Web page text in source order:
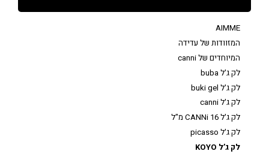
AIMME
המזוודות של עדידה
המיוחדים של canni
לק ג'ל buba
לק ג'ל buki gel
לק ג'ל canni
לק ג'ל CANNi 16 מ"ל
לק ג'ל picasso
לק ג’ל KOYO